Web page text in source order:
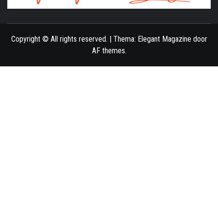
Copyright © All rights reserved. Thema: Elegant Magazine door
AF themes.